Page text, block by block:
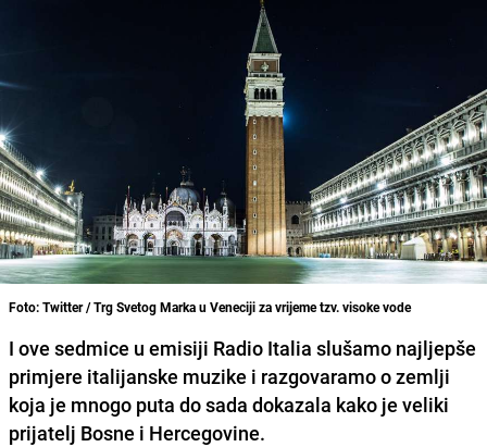
Foto: Twitter / Trg Svetog Marka u Veneciji za vrijeme tzv. visoke vode
I ove sedmice u emisiji Radio Italia slušamo najljepše
primjere italijanske muzike i razgovaramo o zemlji
koja je mnogo puta do sada dokazala kako je veliki
prijatelj Bosne i Hercegovine.